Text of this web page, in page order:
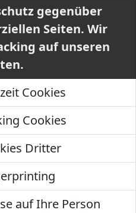
gegenüber
Seiten. Wir
auf unseren
Cookies
Cookies
Dritter
auf Ihre Person